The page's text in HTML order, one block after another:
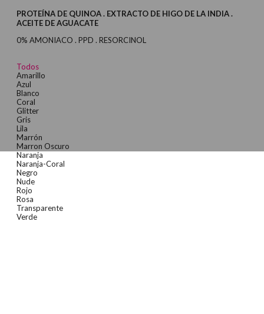
PROTEÍNA DE QUINOA . EXTRACTO DE HIGO DE LA INDIA .
ACEITE DE AGUACATE
0% AMONIACO . PPD . RESORCINOL
Todos
Amarillo
Azul
Blanco
Coral
Glitter
Gris
Lila
Marrón
Marron Oscuro
Naranja
Naranja-Coral
Negro
Nude
Rojo
Rosa
Transparente
Verde